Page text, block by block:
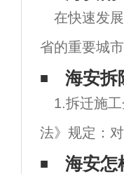
在快速发
省的重要城
战。在这一
重要环节，
文将围绕南
性
海安拆
1.拆迁施
法》规定：
荃技术措施
海安怎